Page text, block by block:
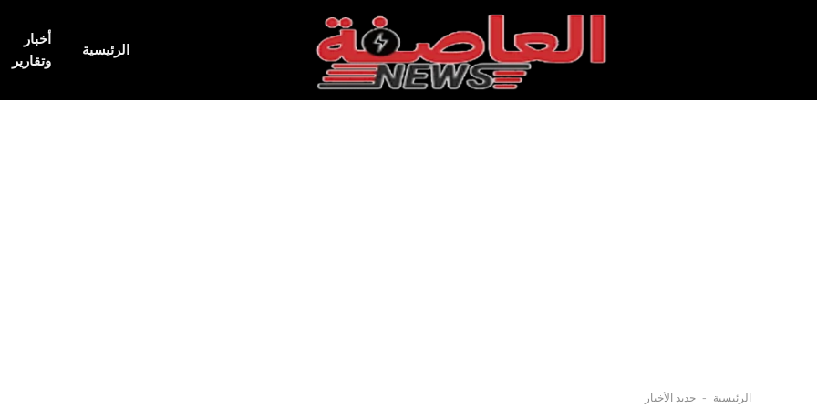
الرئيسية
أخبار
وتقارير
الرئيسية - جديد الأخبار